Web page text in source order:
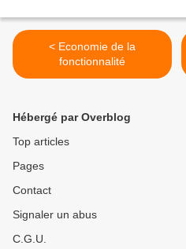
< Economie de la
fonctionnalité
Hébergé par Overblog
Top articles
Pages
Contact
Signaler un abus
C.G.U.